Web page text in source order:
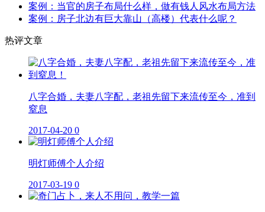
案例：当官的房子布局什么样，做有钱人风水布局方法
案例：房子北边有巨大靠山（高楼）代表什么呢？
热评文章
八字合婚，夫妻八字配，老祖先留下来流传至今，准到
窒息
2017-04-20 0
明灯师傅个人介绍
2017-03-19 0